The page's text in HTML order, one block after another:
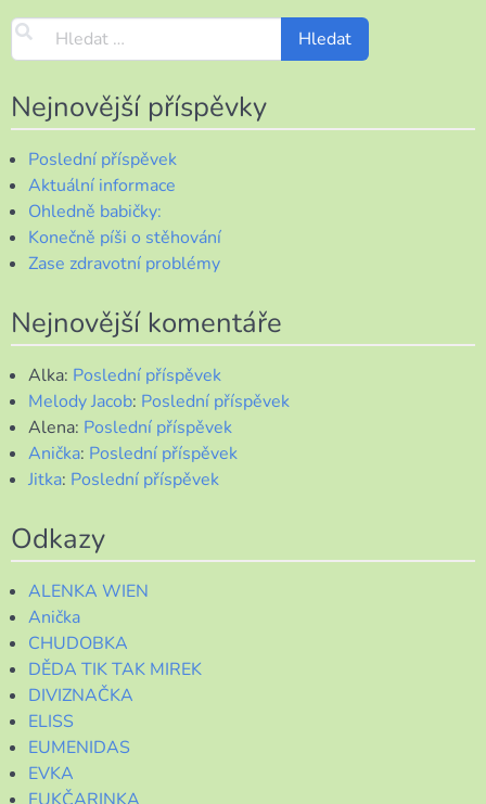
Nejnovější příspěvky
Poslední příspěvek
Aktuální informace
Ohledně babičky:
Konečně píši o stěhování
Zase zdravotní problémy
Nejnovější komentáře
Alka: Poslední příspěvek
Melody Jacob: Poslední příspěvek
Alena: Poslední příspěvek
Anička: Poslední příspěvek
Jitka: Poslední příspěvek
Odkazy
ALENKA WIEN
Anička
CHUDOBKA
DĚDA TIK TAK MIREK
DIVIZNAČKA
ELISS
EUMENIDAS
EVKA